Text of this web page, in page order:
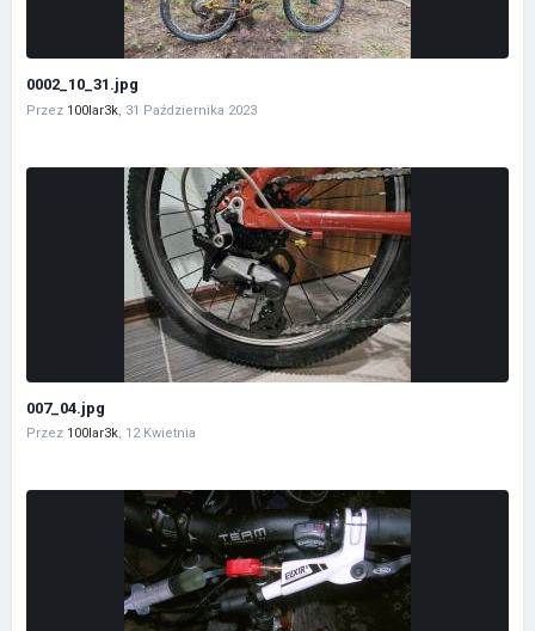
0002_10_31.jpg
Przez 100lar3k, 31 Października 2023
007_04.jpg
Przez 100lar3k, 12 Kwietnia